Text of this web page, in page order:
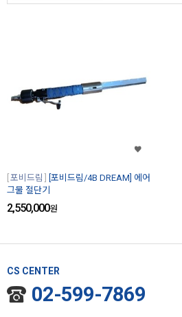
포비드림
[포비드림/4B DREAM] 에어
그물 절단기
2,550,000원
CS CENTER
02-599-7869